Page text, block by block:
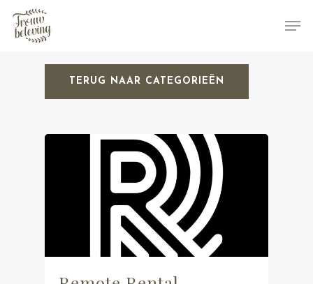
Hit enter to search or ESC to close
TERUG NAAR CATEGORIEËN